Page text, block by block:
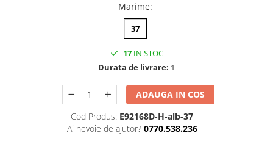
Marime:
37
17IN STOC
Durata de livrare: 1
ADAUGA IN COS
Cod Produs: E92168D-H-alb-37
Ai nevoie de ajutor? 0770.538.236